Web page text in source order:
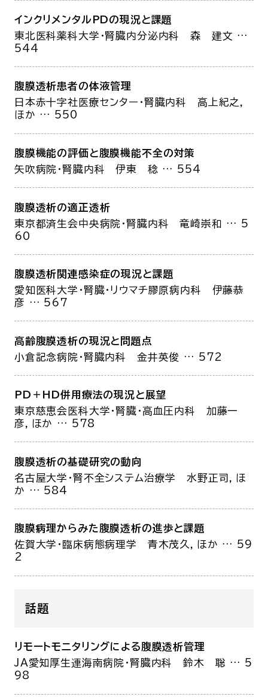
インクリメンタルPDの現況と課題
東北医科薬科大学・腎臓内分泌内科
森 建文 …
544
腹膜透析患者の体液管理
日本赤十字社医療センター・腎臓内科
高上紀之，
ほか … 550
腹膜機能の評価と腹膜機能不全の対策
矢吹病院・腎臓内科
伊東 稔 … 554
腹膜透析の適正透析
東京都済生会中央病院・腎臓内科
竜崎崇和 … 5
60
腹膜透析関連感染症の現況と課題
愛知医科大学・腎臓・リウマチ膠原病内科
伊藤恭
彦
… 567
高齢腹膜透析の現況と問題点
小倉記念病院・腎臓内科
金井英俊 … 572
PD＋HD併用療法の現況と展望
東京慈恵会医科大学・腎臓・高血圧内科
加藤一
彦，ほか
… 578
腹膜透析の基礎研究の動向
名古屋大学・腎不全システム治療学
水野正司，ほ
か
… 584
腹膜病理からみた腹膜透析の進歩と課題
佐賀大学・臨床病態病理学
青木茂久，ほか … 59
2
話題
リモートモニタリングによる腹膜透析管理
JA愛知厚生連海南病院・腎臓内科
鈴木 聡 … 5
98